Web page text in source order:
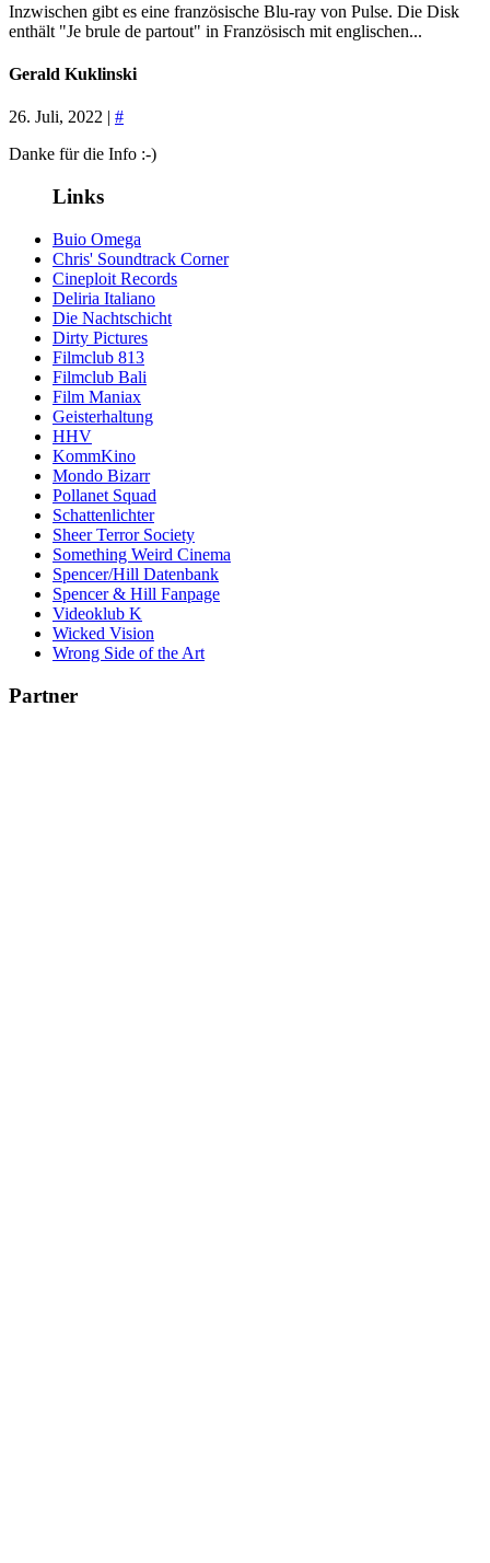
Inzwischen gibt es eine französische Blu-ray von Pulse. Die Disk
enthält "Je brule de partout" in Französisch mit englischen...
Gerald Kuklinski
26. Juli, 2022 | #
Danke für die Info :-)
Links
Buio Omega
Chris' Soundtrack Corner
Cineploit Records
Deliria Italiano
Die Nachtschicht
Dirty Pictures
Filmclub 813
Filmclub Bali
Film Maniax
Geisterhaltung
HHV
KommKino
Mondo Bizarr
Pollanet Squad
Schattenlichter
Sheer Terror Society
Something Weird Cinema
Spencer/Hill Datenbank
Spencer & Hill Fanpage
Videoklub K
Wicked Vision
Wrong Side of the Art
Partner